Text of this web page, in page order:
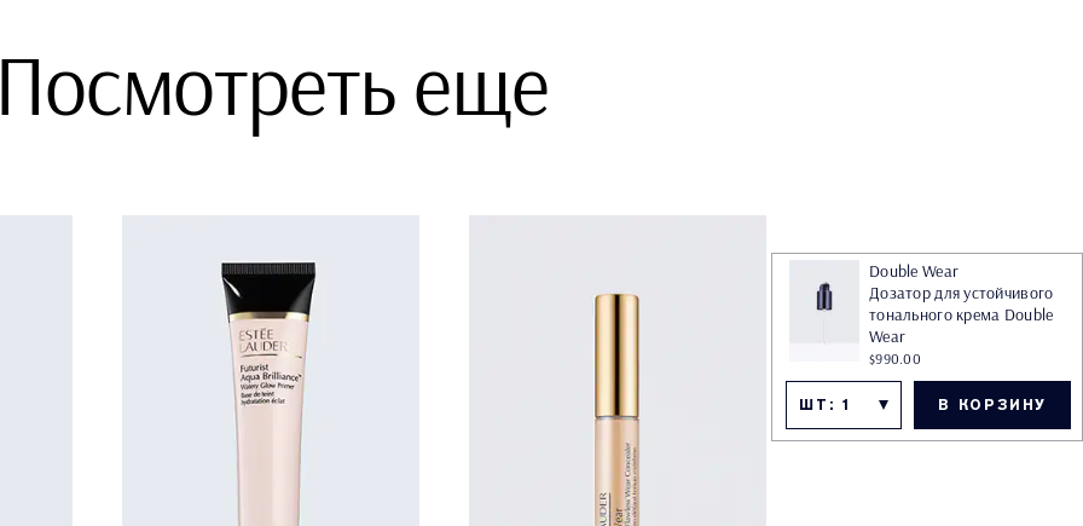
Double Wear
Дозатор для устойчивого
тонального крема Double
Wear
$990.00
ШТ: 1 В КОРЗИНУ
Посмотреть еще